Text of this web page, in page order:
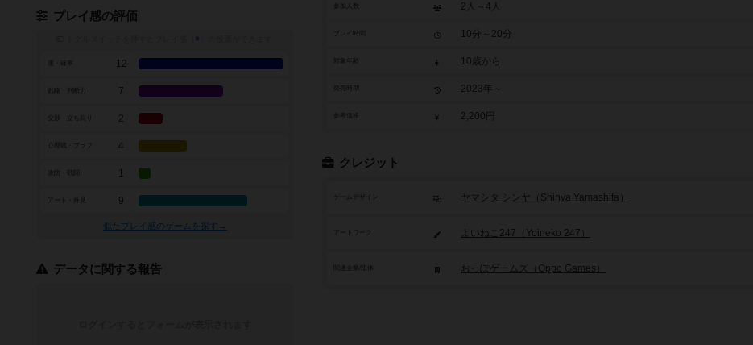
参加人数 2人～4人
10分～20分
10歳から
2023年～
参考価格 2,200円
クレジット
ゲームデザイン ヤマシタ シンヤ（Shinya Yamashita）
アートワーク よいねこ247（Yoineko 247）
おっぽゲームズ（Oppo Games）
プレイ感の評価
※
12
戦略・判断力 7
2
4
1
アート・外見 9
似たプレイ感のゲームを探す→
データに関する報告